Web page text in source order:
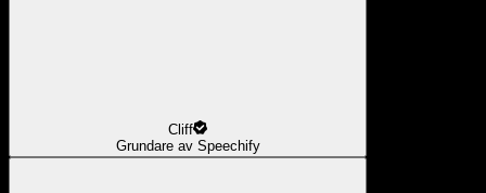
Cliff
Grundare av Speechify